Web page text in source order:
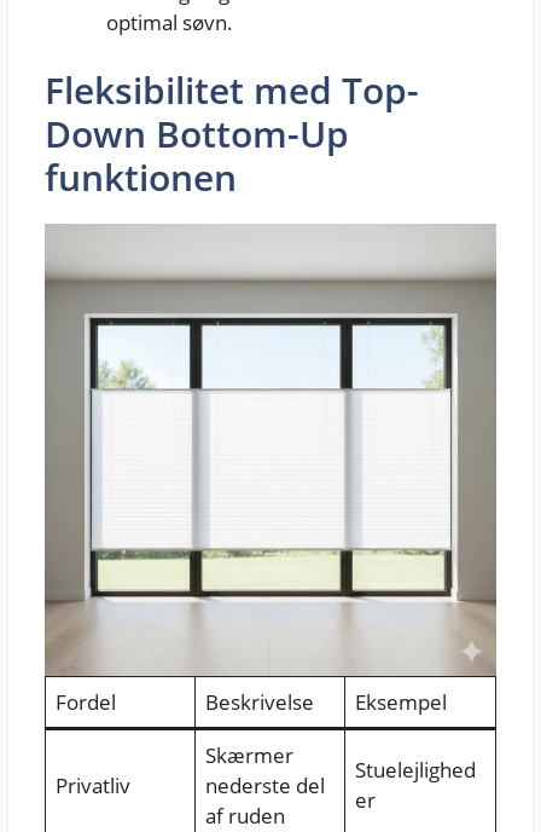
optimal søvn.
Fleksibilitet med Top-
Down Bottom-Up
funktionen
Fordel Beskrivelse Eksempel
Privatliv
Skærmer
nederste del
af ruden
Stuelejlighed
er